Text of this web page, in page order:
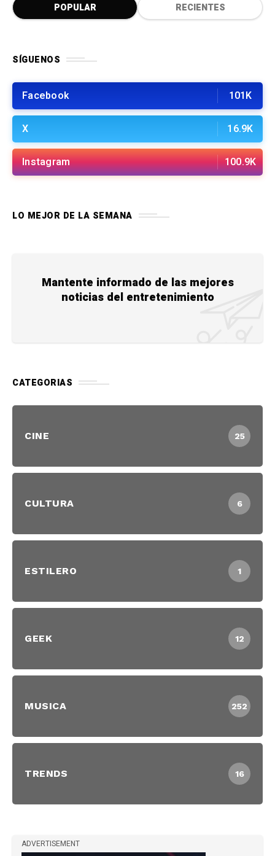
POPULAR RECIENTES
SÍGUENOS
Facebook 101K
X 16.9K
Instagram 100.9K
LO MEJOR DE LA SEMANA
Mantente informado de las mejores
noticias del entretenimiento
CATEGORIAS
CINE 25
CULTURA 6
ESTILERO 1
GEEK 12
MUSICA 252
TRENDS 16
ADVERTISEMENT